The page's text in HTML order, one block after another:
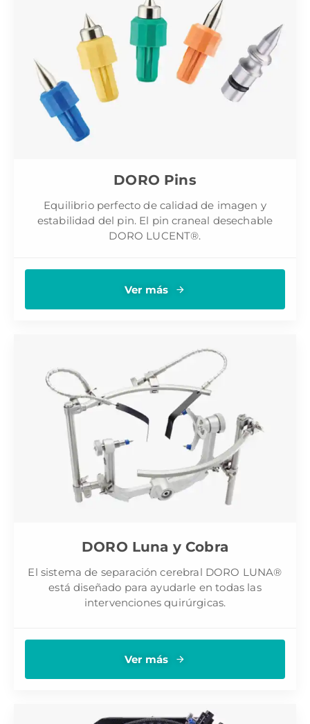
DORO Pins
Equilibrio perfecto de calidad de imagen y
estabilidad del pin. El pin craneal desechable
DORO LUCENT®.
Ver más
DORO Luna y Cobra
El sistema de separación cerebral DORO LUNA®
está diseñado para ayudarle en todas las
intervenciones quirúrgicas.
Ver más